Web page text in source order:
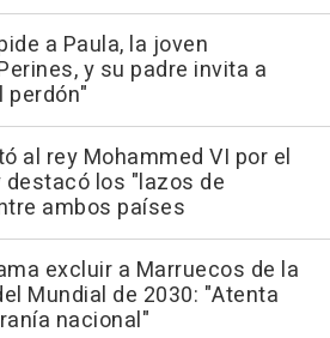
a Paula, la joven
y su padre invita a
perdón"
al rey Mohammed VI por el
destacó los "lazos de
ambos países
excluir a Marruecos de la
Mundial de 2030: "Atenta
nacional"